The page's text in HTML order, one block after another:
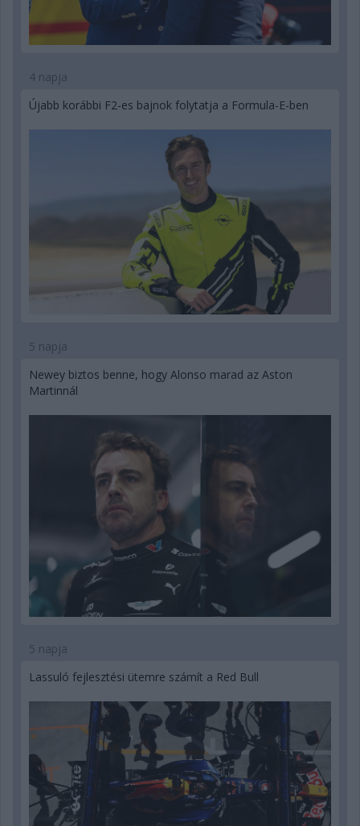
4 napja
Újabb korábbi F2-es bajnok folytatja a Formula-E-ben
5 napja
Newey biztos benne, hogy Alonso marad az Aston
Martinnál
5 napja
Lassuló fejlesztési ütemre számít a Red Bull